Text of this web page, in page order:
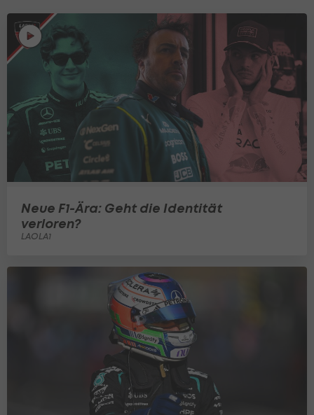
Neue F1-Ära: Geht die Identität
verloren?
LAOLA1